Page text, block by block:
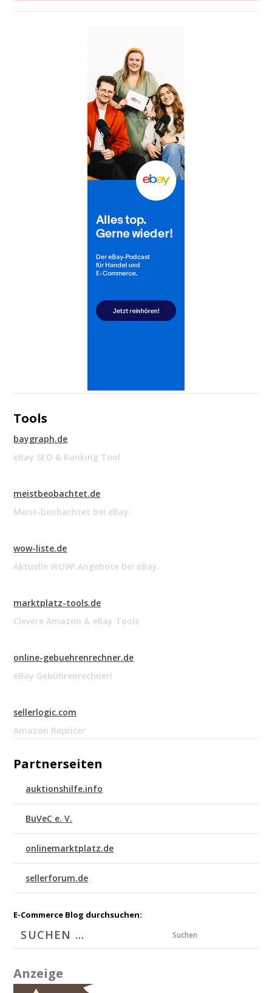
Tools
baygraph.de
eBay SEO & Ranking Tool
meistbeobachtet.de
Meist-beobachtet bei eBay.
wow-liste.de
Aktuelle WOW! Angebote bei eBay.
marktplatz-tools.de
Clevere Amazon & eBay Tools
online-gebuehrenrechner.de
eBay Gebührenrechner!
sellerlogic.com
Amazon Repricer
Partnerseiten
auktionshilfe.info
BuVeC e. V.
onlinemarktplatz.de
sellerforum.de
E-Commerce Blog durchsuchen:
Suchen
Anzeige